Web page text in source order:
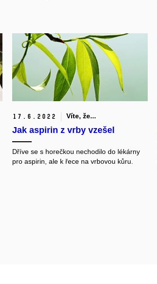
17. 6. 2022 Víte, že...
Jak aspirin z vrby vzešel
Dříve se s horečkou nechodilo do lékárny
pro aspirin, ale k řece na vrbovou kůru.